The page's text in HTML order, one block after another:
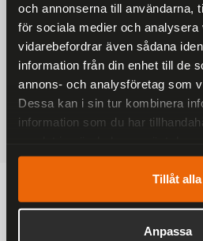
och annonserna till användarna,
för sociala medier och analysera
vidarebefordrar även sådana
information från din enhet till de
annons- och analysföretag som
Dessa kan i sin tur kombinera
information som du har
Tillåt alla
Anpassa
FRAKTFRITT
På alla ordrar över
1-3 DAGAR
Inom Sverige med
SÄKRA BETALNINGAR
Betalkort, Klarna eller